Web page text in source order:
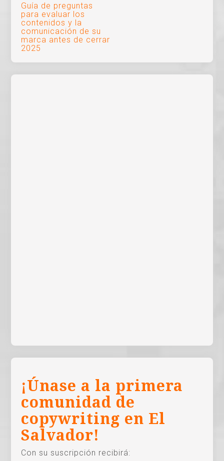
Navegación
de
entradas
Guía de preguntas
para evaluar los
contenidos y la
comunicación de su
marca antes de cerrar
2025
¡Únase a la primera
comunidad de
copywriting en El
Salvador!
Con su suscripción recibirá: